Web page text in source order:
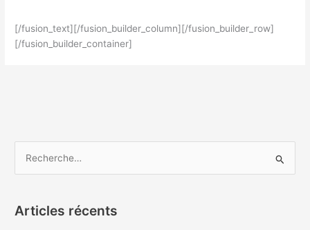
[/fusion_text][/fusion_builder_column][/fusion_builder_row]
[/fusion_builder_container]
h
Articles récents